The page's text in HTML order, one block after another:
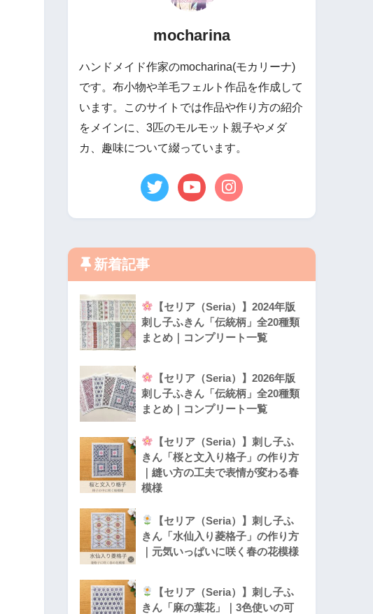
mocharina
ハンドメイド作家のmocharina(モカリーナ)
です。布小物や羊毛フェルト作品を作成して
います。このサイトでは作品や作り方の紹介
をメインに、3匹のモルモット親子やメダ
カ、趣味について綴っています。
新着記事
【セリア（Seria）】2024年版
刺し子ふきん「伝統柄」全20種類
まとめ｜コンプリート一覧
【セリア（Seria）】2026年版
刺し子ふきん「伝統柄」全20種類
まとめ｜コンプリート一覧
【セリア（Seria）】刺し子ふ
きん「桜と文入り格子」の作り方
｜縫い方の工夫で表情が変わる春
模様
【セリア（Seria）】刺し子ふ
きん「水仙入り菱格子」の作り方
｜元気いっぱいに咲く春の花模様
【セリア（Seria）】刺し子ふ
きん「麻の葉花」｜3色使いの可